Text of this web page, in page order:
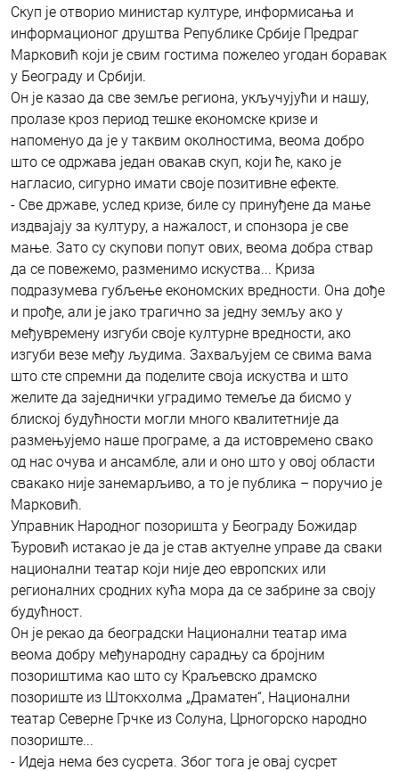
Скуп је отворио министар културе, информисања и
информационог друштва Републике Србије Предраг
Марковић који је свим гостима пожелео угодан боравак
у Београду и Србији.
Он је казао да све земље региона, укључујући и нашу,
пролазе кроз период тешке економске кризе и
напоменуо да је у таквим околностима, веома добро
што се одржава један овакав скуп, који ће, како је
нагласио, сигурно имати своје позитивне ефекте.
- Све државе, услед кризе, биле су принуђене да мање
издвајају за културу, а нажалост, и спонзора је све
мање. Зато су скупови попут ових, веома добра ствар
да се повежемо, разменимо искуства... Криза
подразумева губљење економских вредности. Она дође
и прође, али је јако трагично за једну земљу ако у
међувремену изгуби своје културне вредности, ако
изгуби везе међу људима. Захваљујем се свима вама
што сте спремни да поделите своја искуства и што
желите да заједнички уградимо темеље да бисмо у
блиској будућности могли много квалитетније да
размењујемо наше програме, а да истовремено свако
од нас очува и ансамбле, али и оно што у овој области
свакако није занемарљиво, а то је публика – поручио је
Марковић.
Управник Народног позоришта у Београду Божидар
Ђуровић истакао је да је став актуелне управе да сваки
национални театар који није део европских или
регионалних сродних кућа мора да се забрине за своју
будућност.
Он је рекао да београдски Национални театар има
веома добру међународну сарадњу са бројним
позориштима као што су Краљевско драмско
позориште из Штокхолма „Драматен“, Национални
театар Северне Грчке из Солуна, Црногорско народно
позориште...
- Идеја нема без сусрета. Због тога је овај сусрет